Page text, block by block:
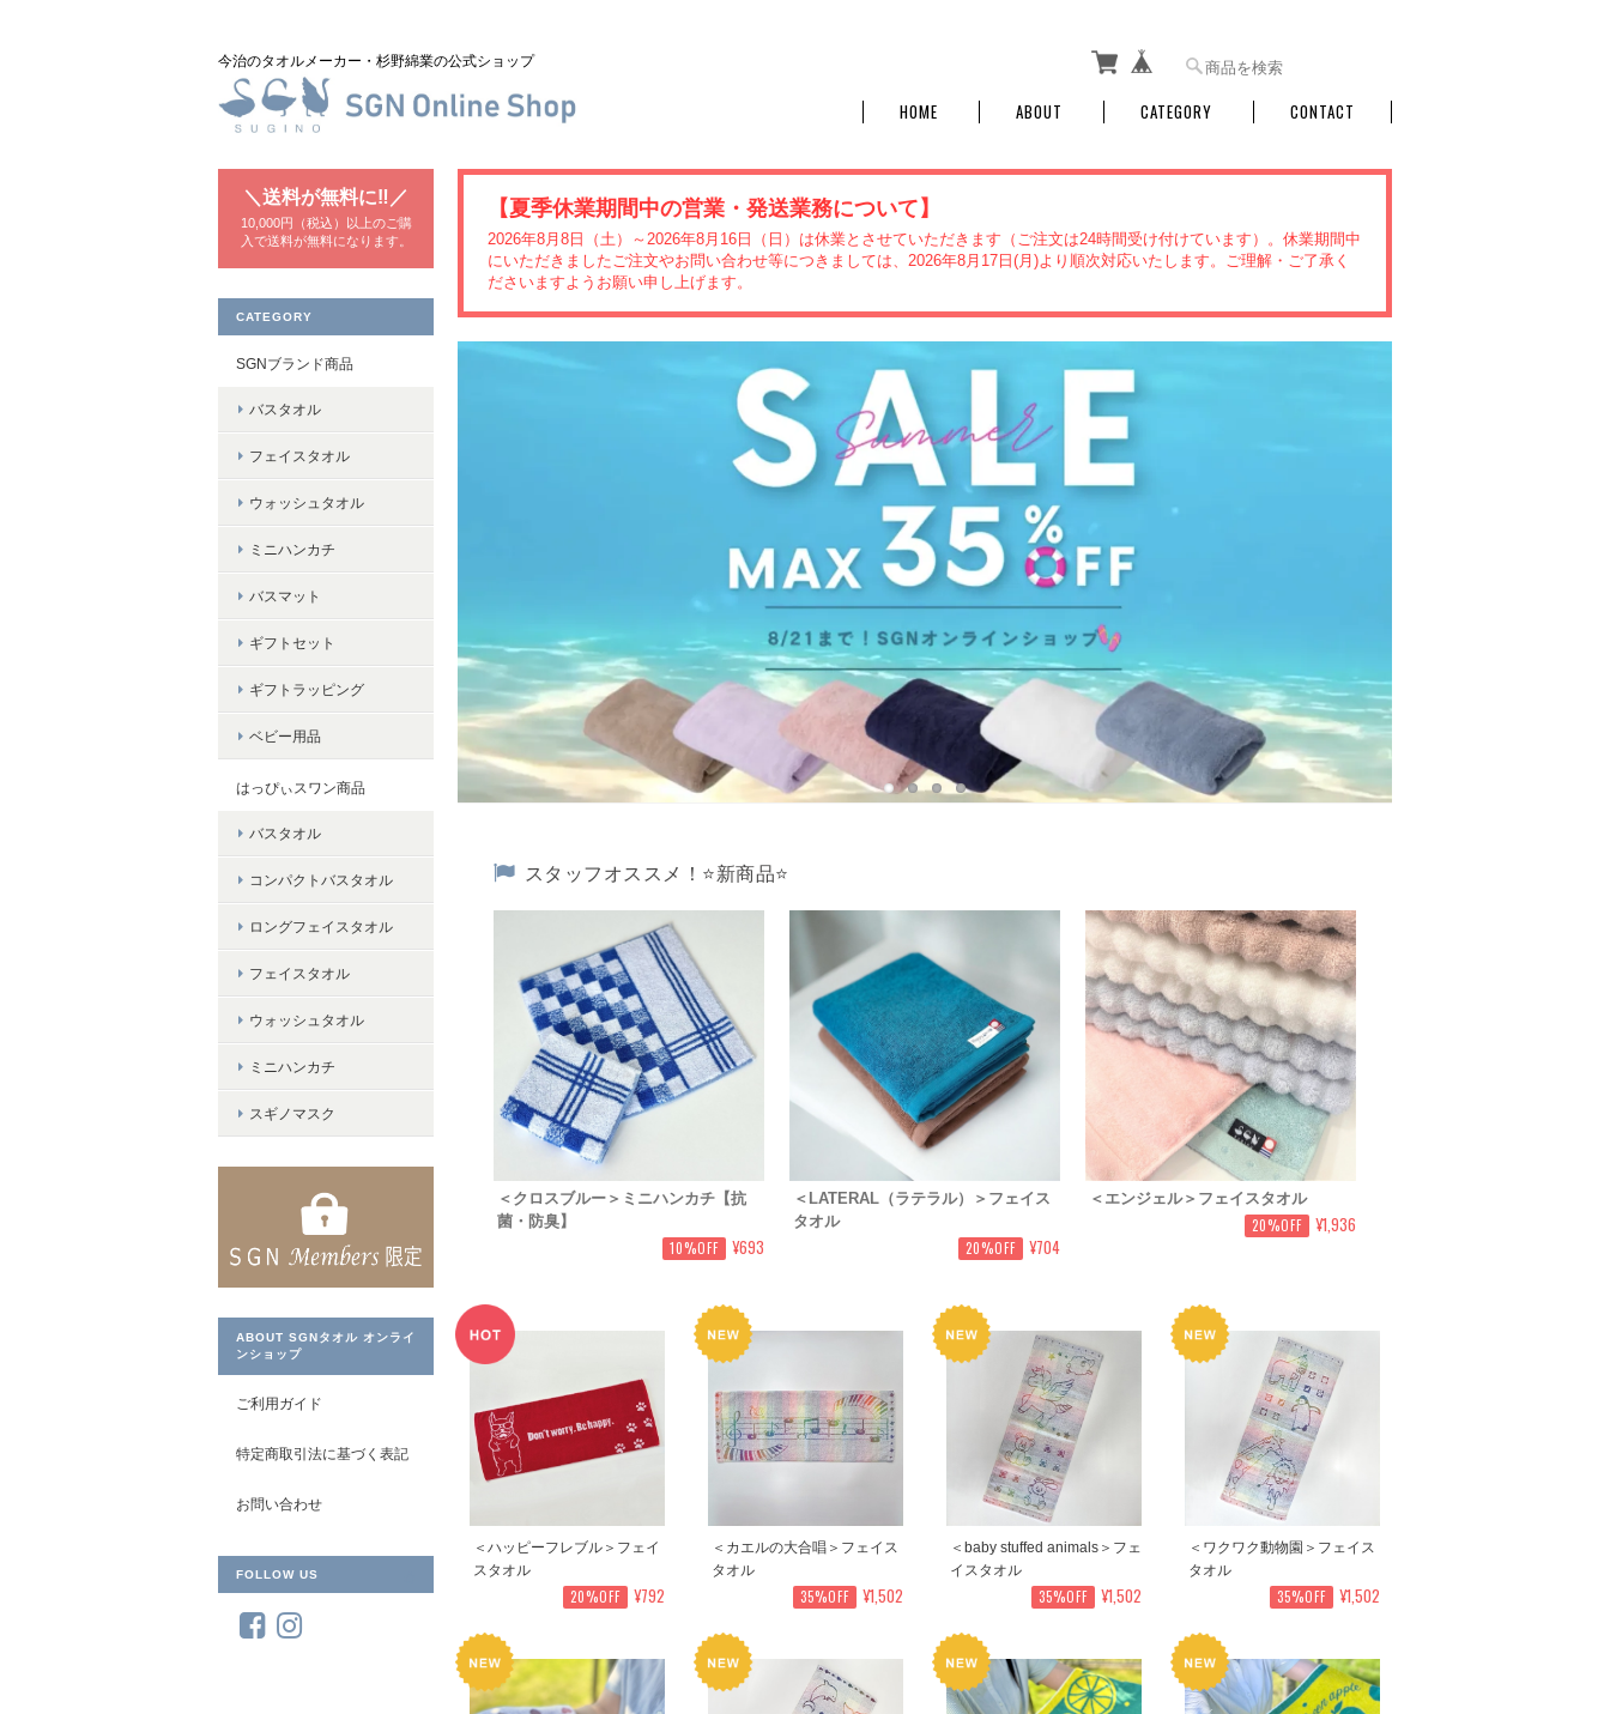
今治のタオルメーカー・杉野綿業の公式ショップ
HOME ABOUT CATEGORY CONTACT
【夏季休業期間中の営業・発送業務について】
2026年8月8日（土）～2026年8月16日（日）は休業とさせていただきます（ご注文は24時間受け付けています）。休業期間中
にいただきましたご注文やお問い合わせ等につきましては、2026年8月17日(月)より順次対応いたします。ご理解・ご了承く
ださいますようお願い申し上げます。
スタッフオススメ！⭐新商品⭐
＜クロスブルー＞ミニハンカチ【抗
菌・防臭】
10%OFF ¥693
＜LATERAL（ラテラル）＞フェイス
タオル
20%OFF ¥704
＜エンジェル＞フェイスタオル
20%OFF ¥1,936
＜ハッピーフレブル＞フェイ
スタオル
20%OFF ¥792
＜カエルの大合唱＞フェイス
タオル
35%OFF ¥1,502
＜baby stuffed animals＞フェ
イスタオル
35%OFF ¥1,502
＜ワクワク動物園＞フェイス
タオル
35%OFF ¥1,502
＼送料が無料に‼／
10,000円（税込）以上のご購
入で送料が無料になります。
CATEGORY
SGNブランド商品
バスタオル
フェイスタオル
ウォッシュタオル
ミニハンカチ
バスマット
ギフトセット
ギフトラッピング
ベビー用品
はっぴぃスワン商品
バスタオル
コンパクトバスタオル
ロングフェイスタオル
フェイスタオル
ウォッシュタオル
ミニハンカチ
スギノマスク
ABOUT SGNタオル オンライ
ンショップ
ご利用ガイド
特定商取引法に基づく表記
お問い合わせ
FOLLOW US